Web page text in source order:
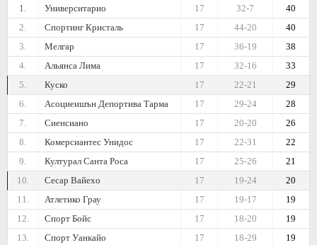
1.
Университарио 40
32-7
17
2.
Спортинг Кристаль 40
44-20
17
3.
Мелгар 38
36-19
17
4.
Альянса Лима 33
32-16
17
5.
Куско 29
22-21
17
6.
Асоциеишън Депортива Тарма 28
29-24
17
7.
Сиенсиано 26
20-20
17
8.
Комерсиантес Унидос 22
22-31
17
9.
Културал Санта Роса 21
25-26
17
10.
Сесар Вайехо 20
19-24
17
11.
Атлетико Грау 19
19-17
17
12.
Спорт Бойс 19
18-20
17
13.
Спорт Уанкайо 19
18-29
17